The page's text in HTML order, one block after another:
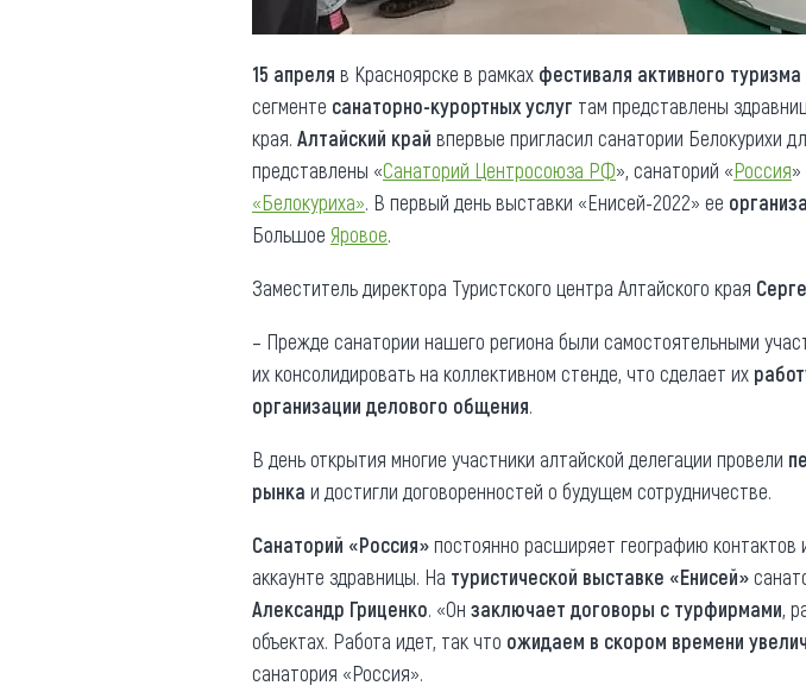
15 апреля в Красноярске в рамках фестиваля активного туризма
сегменте санаторно-курортных услуг там представлены
края. Алтайский край впервые пригласил санатории Белокурихи
представлены «Санаторий Центросоюза РФ», санаторий «Россия
«Белокуриха». В первый день выставки «Енисей-2022» ее
Большое Яровое.
Заместитель директора Туристского центра Алтайского края
– Прежде санатории нашего региона были самостоятельными
их консолидировать на коллективном стенде, что сделает их
организации делового общения.
В день открытия многие участники алтайской делегации провели
рынка и достигли договоренностей о будущем сотрудничестве.
Санаторий «Россия»постоянно расширяет географию контактов
аккаунте здравницы. На туристической выставке «Енисей»
Александр Гриценко. «Он заключает договоры с турфирмами,
объектах. Работа идет, так что ожидаем в скором времени
санатория «Россия».